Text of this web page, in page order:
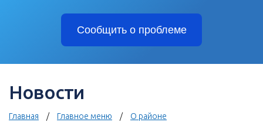
Сообщить о проблеме
Новости
Главная Главное меню О районе